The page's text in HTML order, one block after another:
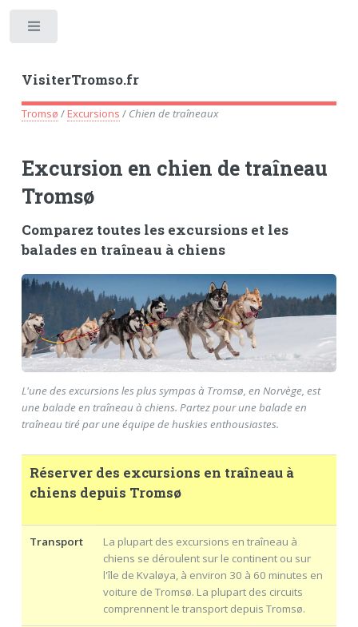
VisiterTromso.fr
Tromsø /Excursions / Chien de traîneaux
Excursion en chien de traîneau
Tromsø
Comparez toutes les excursions et les
balades en traîneau à chiens
L'une des excursions les plus sympas à Tromsø, en Norvège, est
une balade en traîneau à chiens. Partez pour une balade en
traîneau tiré par une équipe de huskies enthousiastes.
Réserver des excursions en traîneau à
chiens depuis Tromsø
Transport
La plupart des excursions en traîneau à
chiens se déroulent sur le continent ou sur
l'île de Kvaløya, à environ 30 à 60 minutes en
voiture de Tromsø. La plupart des circuits
comprennent le transport depuis Tromsø.